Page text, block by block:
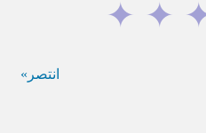
✦
✦
انتصر